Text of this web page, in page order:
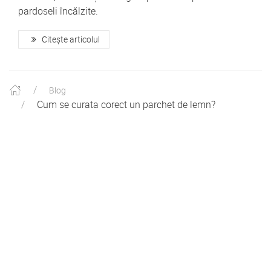
pardoseli încălzite.
Citește articolul
Blog
Cum se curata corect un parchet de lemn?